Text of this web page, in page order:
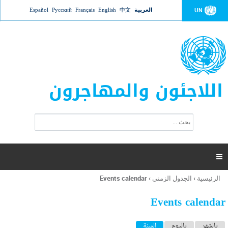
Jump to navigation UN العربية 中文
English
Français
Русский
Español
اللاجئون والمهاجرون
ت
ر
ل
ح
ب

أنت
هنا
الرئيسية › الجدول الزمني ›
Events calendar
Events calendar